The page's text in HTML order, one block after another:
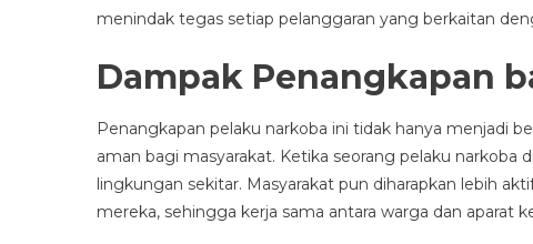
menindak tegas setiap pelanggaran yang berkaitan
Dampak Penangkapan
Penangkapan pelaku narkoba ini tidak hanya menjadi
aman bagi masyarakat. Ketika seorang pelaku narkoba
lingkungan sekitar. Masyarakat pun diharapkan lebih
mereka, sehingga kerja sama antara warga dan aparat